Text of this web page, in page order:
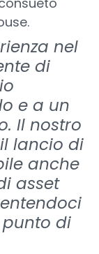
nel
di
e a un
Il nostro
lancio di
anche
asset
di